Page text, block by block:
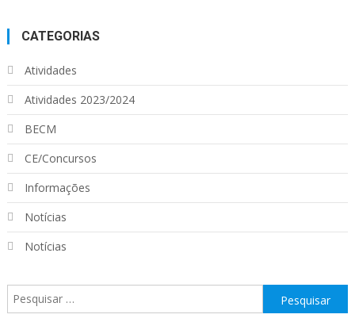
CATEGORIAS
Atividades
Atividades 2023/2024
BECM
CE/Concursos
Informações
Notícias
Notícias
Pesquisar
por: